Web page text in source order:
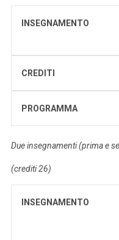
INSEGNAMENTO
CREDITI
PROGRAMMA
Due insegnamenti (prima e
(crediti 26)
INSEGNAMENTO